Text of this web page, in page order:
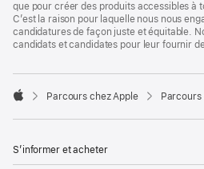
que pour créer des produits accessibles à
C’est la raison pour laquelle nous nous
candidatures de façon juste et équitable.
candidats et candidates pour leur fournir

Parcours chez Apple Parcours
S’informer et acheter